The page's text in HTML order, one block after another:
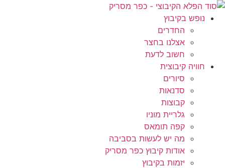
דלג
לתוכן
נופש בקיבוץ
החדרים
אצלנו בחצר
חשוב לדעת
חוויה קיבוצית
סיורים
סדנאות
קבוצות
גלריית מוניו
קפה תומאס
מה יש לעשות בסביבה
אודות קיבוץ כפר מסריק
יזמות בקיבוץ